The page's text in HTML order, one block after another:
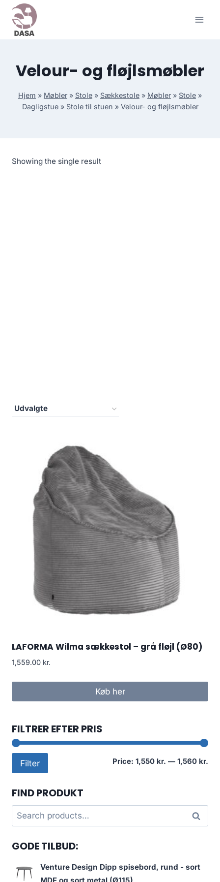
Skip
content
Velour- og fløjlsmøbler
Hjem » Møbler » Stole » Sækkestole » Møbler » Stole »
Dagligstue» Stole til stuen » Velour- og fløjlsmøbler
Showing the single result
LAFORMA Wilma sækkestol – grå fløjl (Ø80)
1,559.00 kr.
Køb her
FILTRER EFTER PRIS
Filter Price: 1,550 kr. — 1,560 kr.
FIND PRODUKT
Search
for:
Search
GODE TILBUD:
Venture Design Dipp spisebord, rund - sort